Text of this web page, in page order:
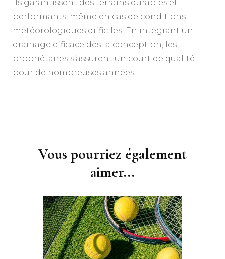
ils garantissent des terrains durables et
performants, même en cas de conditions
météorologiques difficiles. En intégrant un
drainage efficace dès la conception, les
propriétaires s’assurent un court de qualité
pour de nombreuses années.
Vous pourriez également
aimer...